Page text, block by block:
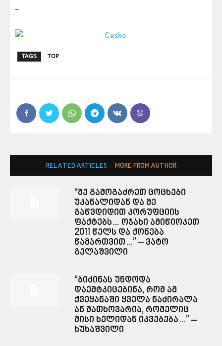
–
TAGS TOP
RELATED ARTICLES MORE FROM AUTHOR
“მე გამოგაძრეთ ცოცხები
უკანალიდან და მე
გაწვდიდით კორუფციის
ფაქტებს… ოჯახი ამიწიოკეთ
2011 წელს და ქონება
წამართვით…” – ვატო
გელაშვილი
“ბიძინას უნდოდა
დაემტკიცებინა, რომ ამ
ქვეყანაში ყველა ნაძირალა
ან მათხოვარია, რომელიც
მისი ხელიდან იკვებება…” –
ხუხაშვილი